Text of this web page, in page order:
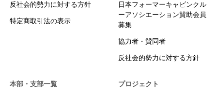
反社会的勢力に対する方針
特定商取引法の表示
日本フォーマーキャビンクル
ーアソシエーション賛助会員
募集
協力者・賛同者
反社会的勢力に対する方針
本部・支部一覧 プロジェクト